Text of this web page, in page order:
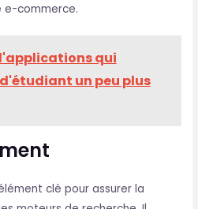
e-commerce.
qui
un peu plus
clé pour assurer la